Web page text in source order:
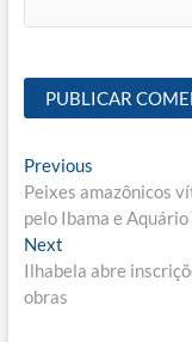
Navegação
de
Post
PreviousPrevious
post:
Peixes amazônicos
pelo Ibama e
NextNext
post:
Ilhabela abre
obras